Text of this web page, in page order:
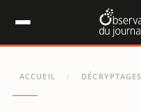
ACCUEIL / DÉCRYPTAGES
Panneau de gestion des